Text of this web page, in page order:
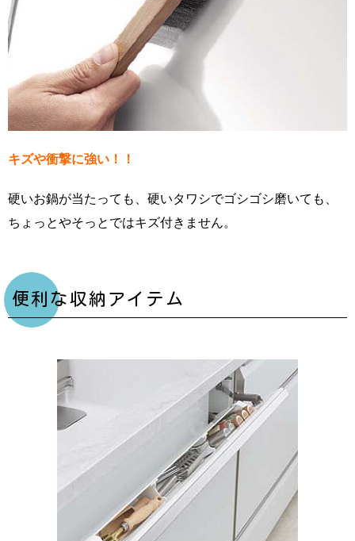
キズや衝撃に強い！！
硬いお鍋が当たっても、硬いタワシでゴシゴシ磨いても、
ちょっとやそっとではキズ付きません。
便利な収納アイテム